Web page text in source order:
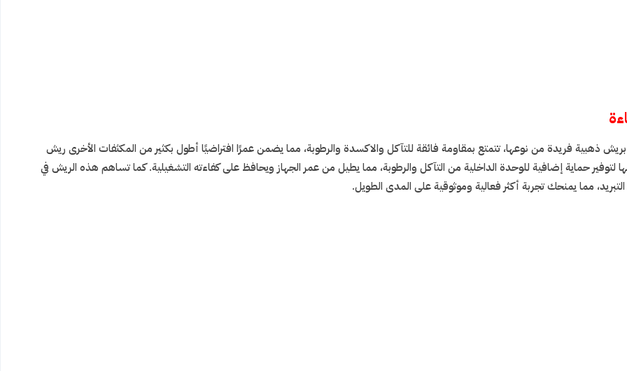
ذهبية فريدة من نوعها، تتمتع بمقاومة فائقة للتآكل والاكسدة والرطوبة، مما يضمن عمرًا افتراضيًا أطول بكثير من المكثفات الأخرى ريش
لتوفير حماية إضافية للوحدة الداخلية من التآكل والرطوبة، مما يطيل من عمر الجهاز ويحافظ على كفاءته التشغيلية. كما تساهم هذه الريش في
التبريد، مما يمنحك تجربة أكثر فعالية وموثوقية على المدى الطويل.